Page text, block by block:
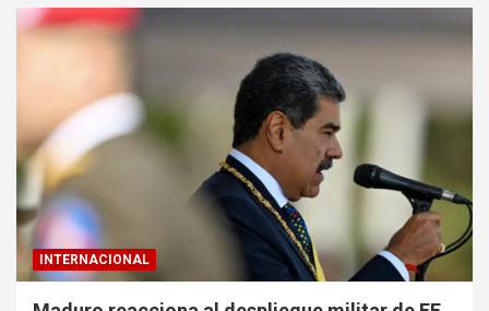
INTERNACIONAL